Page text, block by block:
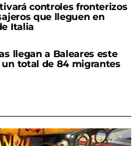
controles fronterizos
que lleguen en
Italia
llegan a Baleares este
un total de 84 migrantes